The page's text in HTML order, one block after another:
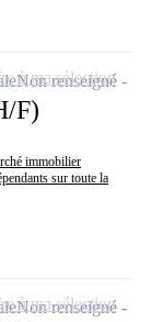
F)
immobilier
sur toute la
Non renseigné
à ma sélection
Non renseigné
à ma sélection